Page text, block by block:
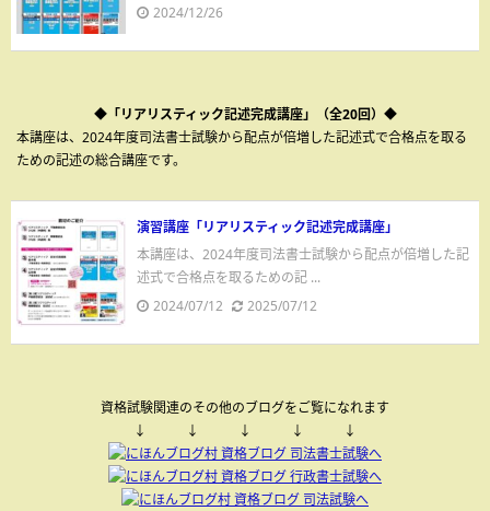
2024/12/26
◆「リアリスティック記述完成講座」（全20回）◆
本講座は、2024年度司法書士試験から配点が倍増した記述式で合格点を取る
ための記述の総合講座です。
演習講座「リアリスティック記述完成講座」
本講座は、2024年度司法書士試験から配点が倍増した記
述式で合格点を取るための記 ...
2024/07/12
2025/07/12
資格試験関連のその他のブログをご覧になれます
↓ ↓ ↓ ↓ ↓